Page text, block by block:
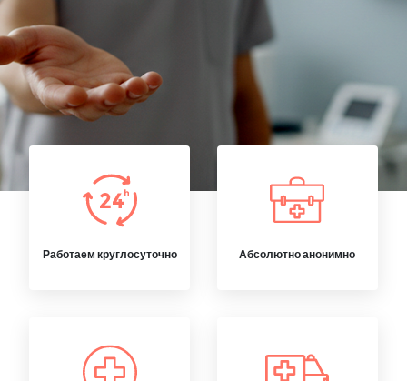
Работаем круглосуточно Абсолютно анонимно